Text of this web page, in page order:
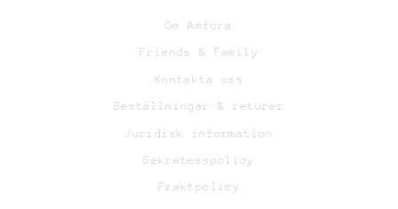
Om Amfora
Friends & Family
Kontakta oss
Beställningar & returer
Juridisk information
Sekretesspolicy
Fraktpolicy